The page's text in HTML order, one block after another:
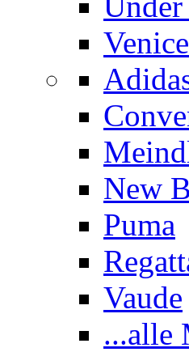
New
Puma
Vaude
...alle